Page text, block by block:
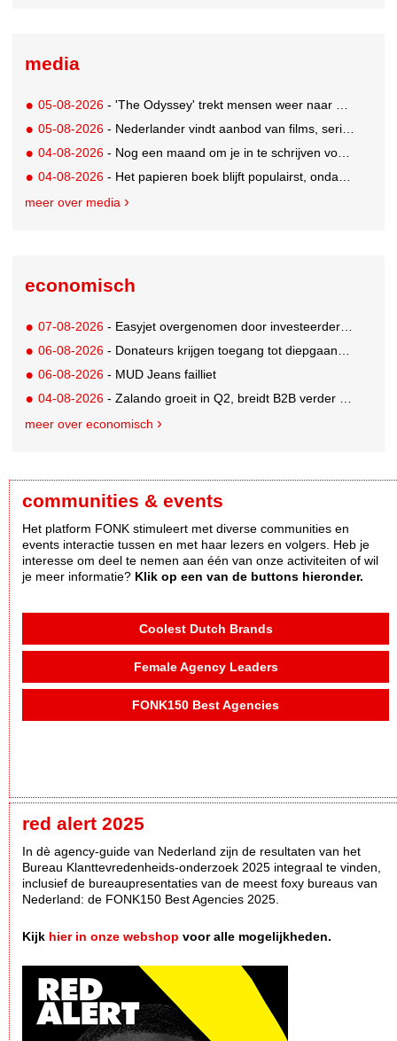
media
05-08-2026 - 'The Odyssey' trekt mensen weer naar de bioscoop
05-08-2026 - Nederlander vindt aanbod van films, series en sport vaak versnipperd
04-08-2026 - Nog een maand om je in te schrijven voor de Mercurs 2026
04-08-2026 - Het papieren boek blijft populairst, ondanks digitale alternatieven
meer over media
economisch
07-08-2026 - Easyjet overgenomen door investeerder Apollo
06-08-2026 - Donateurs krijgen toegang tot diepgaandere informatie over goede doelen
06-08-2026 - MUD Jeans failliet
04-08-2026 - Zalando groeit in Q2, breidt B2B verder uit en innoveert met AI
meer over economisch
communities & events
Het platform FONK stimuleert met diverse communities en
events interactie tussen en met haar lezers en volgers. Heb je
interesse om deel te nemen aan één van onze activiteiten of wil
je meer informatie? Klik op een van de buttons hieronder.
Coolest Dutch Brands
Female Agency Leaders
FONK150 Best Agencies
red alert 2025
In dè agency-guide van Nederland zijn de resultaten van het
Bureau Klanttevredenheids-onderzoek 2025 integraal te vinden,
inclusief de bureaupresentaties van de meest foxy bureaus van
Nederland: de FONK150 Best Agencies 2025.
Kijk hier in onze webshop voor alle mogelijkheden.